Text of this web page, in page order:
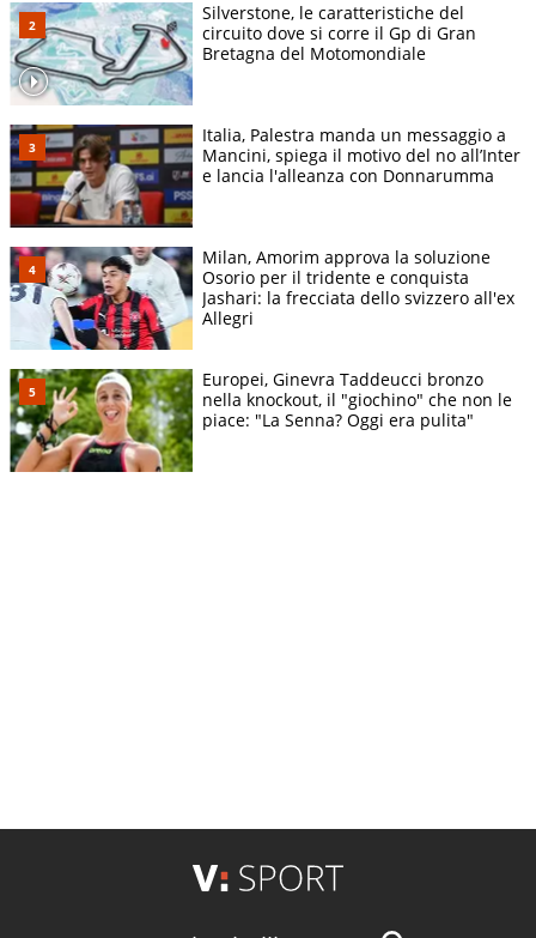
Silverstone, le caratteristiche del
circuito dove si corre il Gp di Gran
Bretagna del Motomondiale
Italia, Palestra manda un messaggio a
Mancini, spiega il motivo del no all’Inter
e lancia l'alleanza con Donnarumma
Milan, Amorim approva la soluzione
Osorio per il tridente e conquista
Jashari: la frecciata dello svizzero all'ex
Allegri
Europei, Ginevra Taddeucci bronzo
nella knockout, il "giochino" che non le
piace: "La Senna? Oggi era pulita"